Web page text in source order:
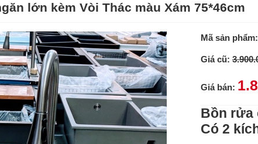
lớn kèm Vòi Thác màu Xám 75*46cm
Mã sản phẩm:
Giá cũ:
Giá bán:
Bồn rửa
Có 2